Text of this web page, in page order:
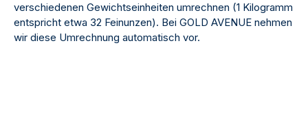
verschiedenen Gewichtseinheiten umrechnen (1 Kilogramm
entspricht etwa 32 Feinunzen). Bei GOLD AVENUE nehmen
wir diese Umrechnung automatisch vor.